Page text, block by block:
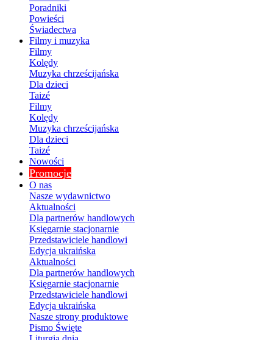
Poradniki
Powieści
Świadectwa
Filmy i muzyka
Filmy
Kolędy
Muzyka chrześcijańska
Dla dzieci
Taizé
Filmy
Kolędy
Muzyka chrześcijańska
Dla dzieci
Taizé
Nowości
Promocje
O nas
Nasze wydawnictwo
Aktualności
Dla partnerów handlowych
Księgarnie stacjonarnie
Przedstawiciele handlowi
Edycja ukraińska
Aktualności
Dla partnerów handlowych
Księgarnie stacjonarnie
Przedstawiciele handlowi
Edycja ukraińska
Nasze strony produktowe
Pismo Święte